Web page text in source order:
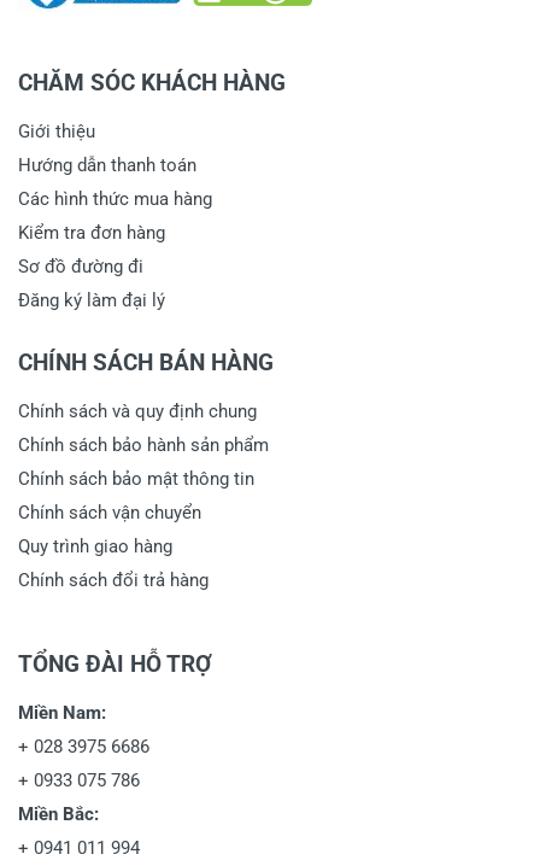
CHĂM SÓC KHÁCH HÀNG
Giới thiệu
Hướng dẫn thanh toán
Các hình thức mua hàng
Kiểm tra đơn hàng
Sơ đồ đường đi
Đăng ký làm đại lý
CHÍNH SÁCH BÁN HÀNG
Chính sách và quy định chung
Chính sách bảo hành sản phẩm
Chính sách bảo mật thông tin
Chính sách vận chuyển
Quy trình giao hàng
Chính sách đổi trả hàng
TỔNG ĐÀI HỖ TRỢ
Miền Nam:
+ 028 3975 6686
+ 0933 075 786
Miền Bắc:
+ 0941 011 994